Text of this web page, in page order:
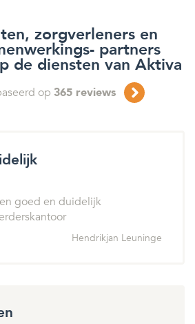
zorgverleners en
partners
de diensten van Aktiva
op 365 reviews
goed en duidelijk
Hendrikjan Leuninge